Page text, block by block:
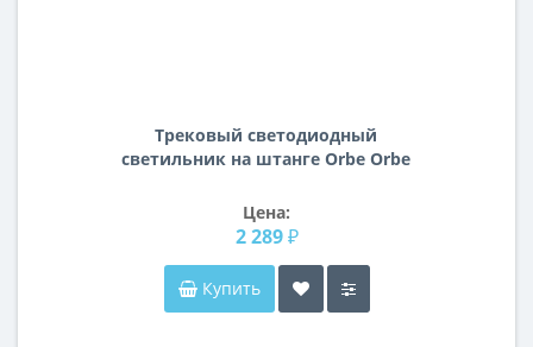
Трековый светодиодный
светильник на штанге Orbe Orbe
Цена:
2 289 ₽
Купить